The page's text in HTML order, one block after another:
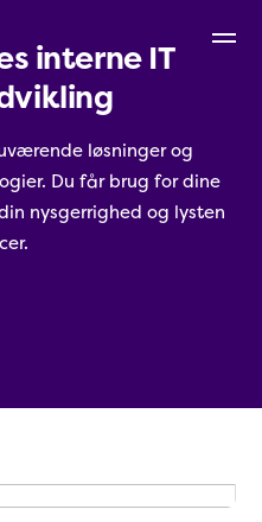
interne IT
løsninger og
Du får brug for dine
nysgerrighed og lysten